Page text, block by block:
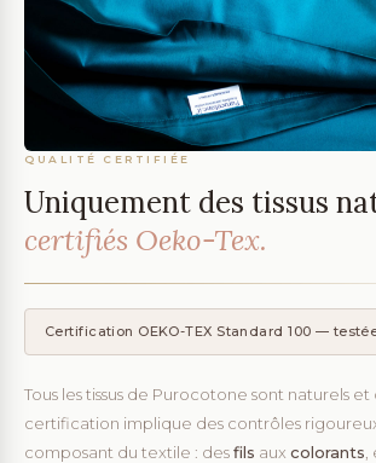
QUALITÉ CERTIFIÉE
Uniquement des tissus
certifiés Oeko-Tex.
Certification OEKO-TEX Standard 100 —
Tous les tissus de Purocotone sont naturels et
certification implique des contrôles
composant du textile : desfils aux colorants